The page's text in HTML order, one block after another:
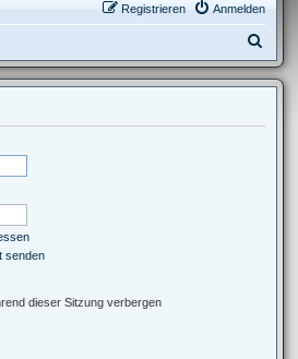
Anmelden
Registrieren
u
senden
dieser Sitzung verbergen